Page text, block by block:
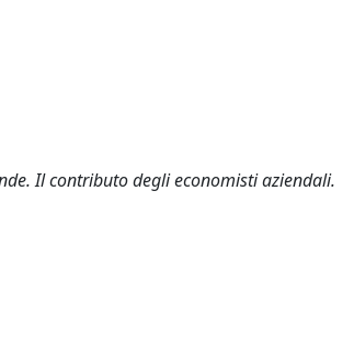
Il contributo degli economisti aziendali.